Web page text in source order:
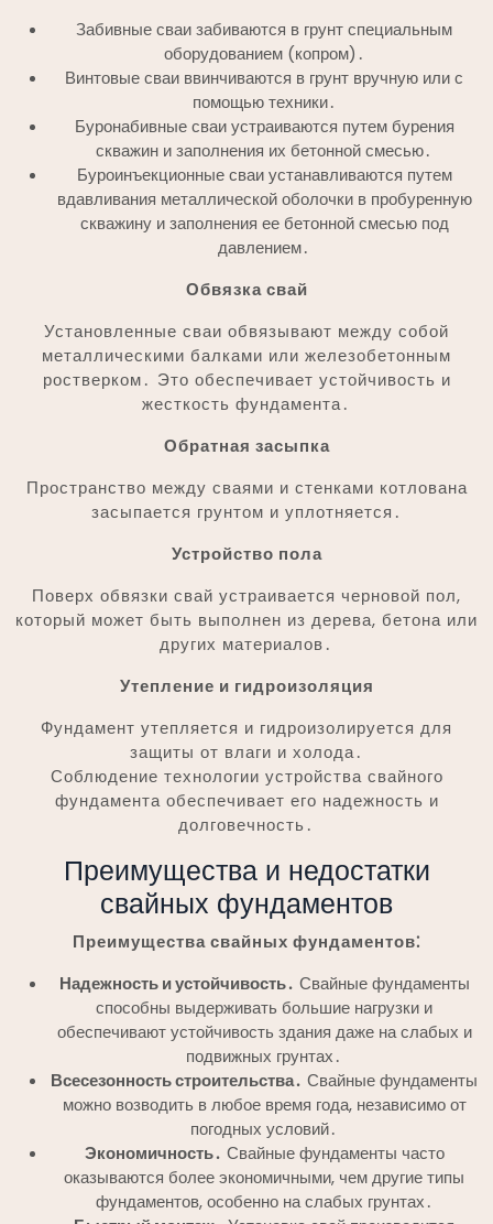
Забивные сваи забиваются в грунт специальным
оборудованием (копром)․
Винтовые сваи ввинчиваются в грунт вручную или с
помощью техники․
Буронабивные сваи устраиваются путем бурения
скважин и заполнения их бетонной смесью․
Буроинъекционные сваи устанавливаются путем
вдавливания металлической оболочки в пробуренную
скважину и заполнения ее бетонной смесью под
давлением․
Обвязка свай
Установленные сваи обвязывают между собой
металлическими балками или железобетонным
ростверком․ Это обеспечивает устойчивость и
жесткость фундамента․
Обратная засыпка
Пространство между сваями и стенками котлована
засыпается грунтом и уплотняется․
Устройство пола
Поверх обвязки свай устраивается черновой пол,
который может быть выполнен из дерева, бетона или
других материалов․
Утепление и гидроизоляция
Фундамент утепляется и гидроизолируется для
защиты от влаги и холода․
Соблюдение технологии устройства свайного
фундамента обеспечивает его надежность и
долговечность․
Преимущества и недостатки
свайных фундаментов
Преимущества свайных фундаментов⁚
Надежность и устойчивость․ Свайные фундаменты
способны выдерживать большие нагрузки и
обеспечивают устойчивость здания даже на слабых и
подвижных грунтах․
Всесезонность строительства․ Свайные фундаменты
можно возводить в любое время года, независимо от
погодных условий․
Экономичность․ Свайные фундаменты часто
оказываются более экономичными, чем другие типы
фундаментов, особенно на слабых грунтах․